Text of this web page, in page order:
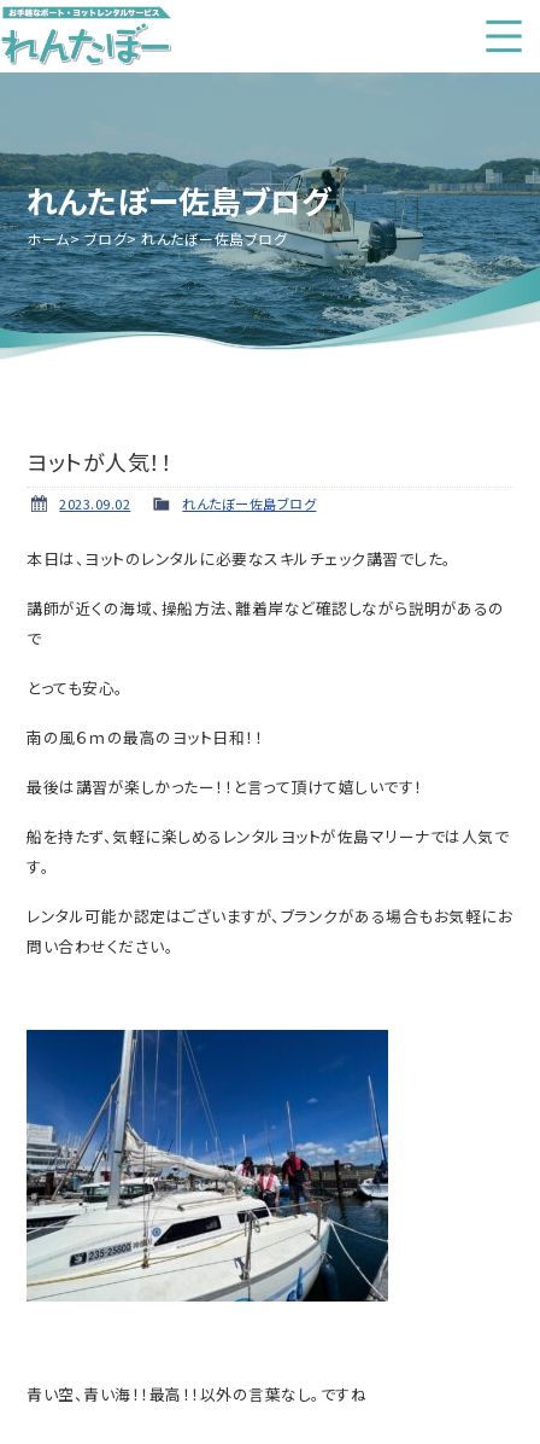
れんたぼー佐島ブログ
ホーム ブログ れんたぼー佐島ブログ
ヨットが人気！！
2023.09.02 れんたぼー佐島ブログ
本日は、ヨットのレンタルに必要なスキルチェック講習でした。
講師が近くの海域、操船方法、離着岸など確認しながら説明があるの
で
とっても安心。
南の風６ｍの最高のヨット日和！！
最後は講習が楽しかったー！！と言って頂けて嬉しいです！
船を持たず、気軽に楽しめるレンタルヨットが佐島マリーナでは人気で
す。
レンタル可能か認定はございますが、ブランクがある場合もお気軽にお
問い合わせください。
青い空、青い海！！最高！！以外の言葉なし。ですね